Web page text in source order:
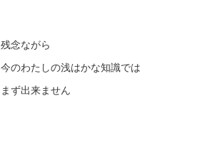
残念ながら
今のわたしの浅はかな知識では
まず出来ません